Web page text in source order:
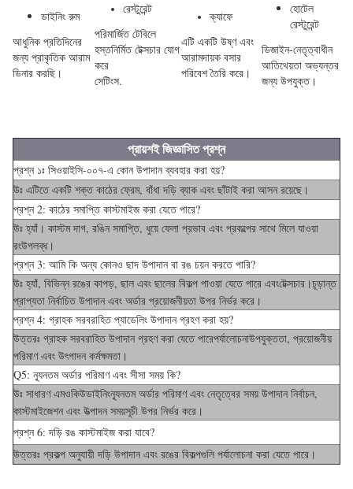
ডাইনিং রুম
আধুনিক প্রতিদিনের
জন্য প্রাকৃতিক আরাম
ডিনার করছি।
রেস্টুরেন্ট
পরিমার্জিত টেবিলে
হস্তনির্মিত টেক্সচার যোগ
করে
সেটিংস.
ক্যাফে
এটি একটি উষ্ণ এবং
আরামদায়ক বসার
পরিবেশ তৈরি করে।
হোটেল
রেস্টুরেন্ট
ডিজাইন-নেতৃত্বাধীন
আতিথেয়তা অভ্যন্তর
জন্য উপযুক্ত।
প্রায়শই জিজ্ঞাসিত প্রশ্ন
প্রশ্ন ১ঃ সিওয়াইসি-০০৭-এ কোন উপাদান ব্যবহার করা হয়?
উঃ এটিতে একটি শক্ত কাঠের ফ্রেম, বাঁধা দড়ি ব্যাক এবং ছাঁটাই করা আসন রয়েছে।
প্রশ্ন 2: কাঠের সমাপ্তি কাস্টমাইজ করা যেতে পারে?
উঃ হ্যাঁ। কাস্টম দাগ, রঙিন সমাপ্তি, ধুয়ে ফেলা প্রভাব এবং প্রকল্পের সাথে মিলে যাওয়া
রংউপলব্ধ।
প্রশ্ন 3: আমি কি অন্য কোনও ছাদ উপাদান বা রঙ চয়ন করতে পারি?
উঃ হ্যাঁ, বিভিন্ন রঙের কাপড়, ছাল এবং ছালের বিকল্প পাওয়া যেতে পারে এবংটেক্সচার।চূড়ান্ত
প্রাপ্যতা নির্বাচিত উপাদান এবং অর্ডার প্রয়োজনীয়তা উপর নির্ভর করে।
প্রশ্ন 4: গ্রাহক সরবরাহিত প্যাডেলিং উপাদান গ্রহণ করা হয়?
উত্তরঃ গ্রাহক সরবরাহিত উপাদান গ্রহণ করা যেতে পারেপর্যালোচনাউপযুক্ততা, প্রয়োজনীয়
পরিমাণ এবং উৎপাদন কর্মক্ষমতা।
Q5: ন্যূনতম অর্ডার পরিমাণ এবং সীসা সময় কি?
উঃ সাধারণ এমওকিউডাইনিংন্যূনতম অর্ডার পরিমাণ এবং নেতৃত্বের সময় উপাদান নির্বাচন,
কাস্টমাইজেশন এবং উত্পাদন সময়সূচী উপর নির্ভর করে।
প্রশ্ন 6: দড়ি রঙ কাস্টমাইজ করা যাবে?
উত্তরঃ প্রকল্প অনুযায়ী দড়ি উপাদান এবং রঙের বিকল্পগুলি পর্যালোচনা করা যেতে পারে।